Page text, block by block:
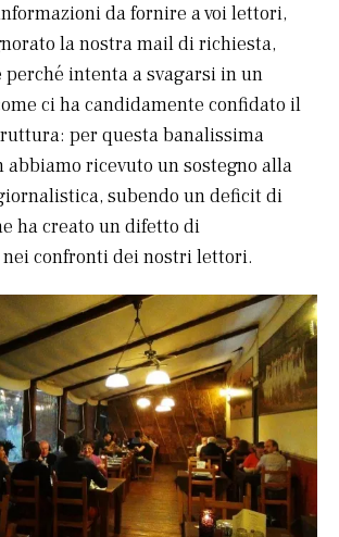
da fornire a voi lettori,
la nostra mail di richiesta,
intenta a svagarsi in un
ci ha candidamente confidato il
per questa banalissima
abbiamo ricevuto un sostegno alla
subendo un deficit di
ha creato un difetto di
confronti dei nostri lettori.